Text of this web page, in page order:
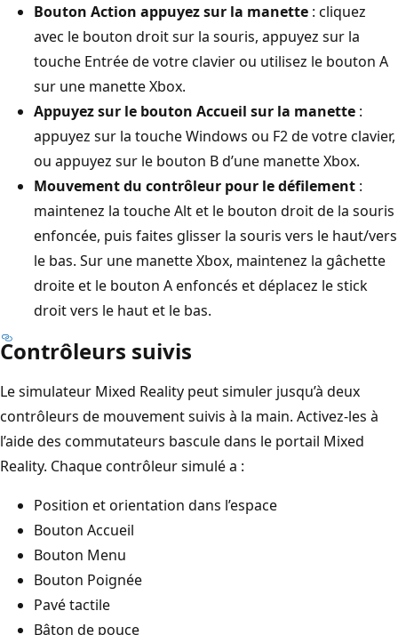
Bouton Action appuyez sur la manette : cliquez
avec le bouton droit sur la souris, appuyez sur la
touche Entrée de votre clavier ou utilisez le bouton A
sur une manette Xbox.
Appuyez sur le bouton Accueil sur la manette :
appuyez sur la touche Windows ou F2 de votre clavier,
ou appuyez sur le bouton B d’une manette Xbox.
Mouvement du contrôleur pour le défilement :
maintenez la touche Alt et le bouton droit de la souris
enfoncée, puis faites glisser la souris vers le haut/vers
le bas. Sur une manette Xbox, maintenez la gâchette
droite et le bouton A enfoncés et déplacez le stick
droit vers le haut et le bas.
Contrôleurs suivis
Le simulateur Mixed Reality peut simuler jusqu’à deux
contrôleurs de mouvement suivis à la main. Activez-les à
l’aide des commutateurs bascule dans le portail Mixed
Reality. Chaque contrôleur simulé a :
Position et orientation dans l’espace
Bouton Accueil
Bouton Menu
Bouton Poignée
Pavé tactile
Bâton de pouce